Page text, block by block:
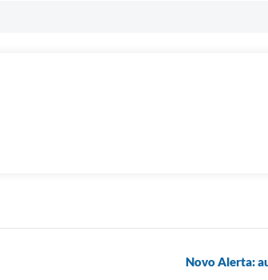
Novo Alerta: